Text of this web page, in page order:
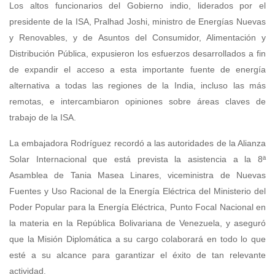
Los altos funcionarios del Gobierno indio, liderados por el
presidente de la ISA, Pralhad Joshi, ministro de Energías Nuevas
y Renovables, y de Asuntos del Consumidor, Alimentación y
Distribución Pública, expusieron los esfuerzos desarrollados a fin
de expandir el acceso a esta importante fuente de energía
alternativa a todas las regiones de la India, incluso las más
remotas, e intercambiaron opiniones sobre áreas claves de
trabajo de la ISA.
La embajadora Rodríguez recordó a las autoridades de la Alianza
Solar Internacional que está prevista la asistencia a la 8ª
Asamblea de Tania Masea Linares, viceministra de Nuevas
Fuentes y Uso Racional de la Energía Eléctrica del Ministerio del
Poder Popular para la Energía Eléctrica, Punto Focal Nacional en
la materia en la República Bolivariana de Venezuela, y aseguró
que la Misión Diplomática a su cargo colaborará en todo lo que
esté a su alcance para garantizar el éxito de tan relevante
actividad.